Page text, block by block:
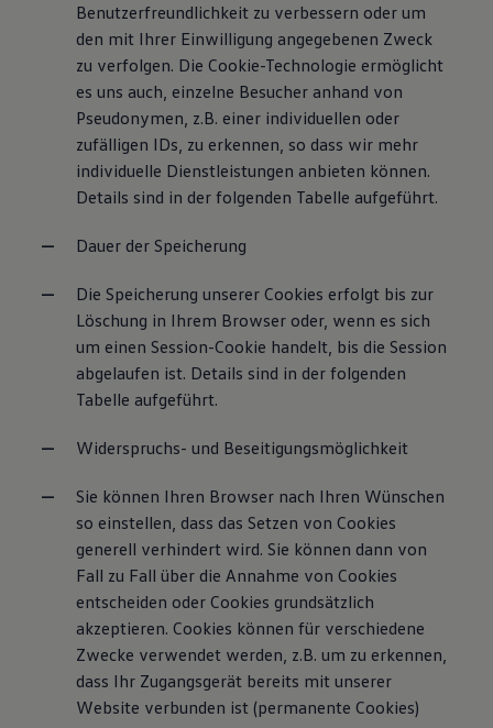
Benutzerfreundlichkeit zu verbessern oder um
den mit Ihrer Einwilligung angegebenen Zweck
zu verfolgen. Die Cookie-Technologie ermöglicht
es uns auch, einzelne Besucher anhand von
Pseudonymen, z.B. einer individuellen oder
zufälligen IDs, zu erkennen, so dass wir mehr
individuelle Dienstleistungen anbieten können.
Details sind in der folgenden Tabelle aufgeführt.
Dauer der Speicherung
Die Speicherung unserer Cookies erfolgt bis zur
Löschung in Ihrem Browser oder, wenn es sich
um einen Session-Cookie handelt, bis die Session
abgelaufen ist. Details sind in der folgenden
Tabelle aufgeführt.
Widerspruchs- und Beseitigungsmöglichkeit
Sie können Ihren Browser nach Ihren Wünschen
so einstellen, dass das Setzen von Cookies
generell verhindert wird. Sie können dann von
Fall zu Fall über die Annahme von Cookies
entscheiden oder Cookies grundsätzlich
akzeptieren. Cookies können für verschiedene
Zwecke verwendet werden, z.B. um zu erkennen,
dass Ihr Zugangsgerät bereits mit unserer
Website verbunden ist (permanente Cookies)